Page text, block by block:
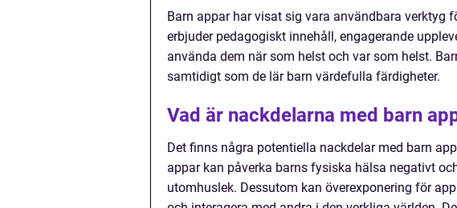
Barn appar har visat sig vara användbara verktyg
erbjuder pedagogiskt innehåll, engagerande
använda dem när som helst och var som helst.
samtidigt som de lär barn värdefulla färdigheter.
Vad är nackdelarna med barn
Det finns några potentiella nackdelar med barn
appar kan påverka barns fysiska hälsa negativt
utomhuslek. Dessutom kan överexponering för